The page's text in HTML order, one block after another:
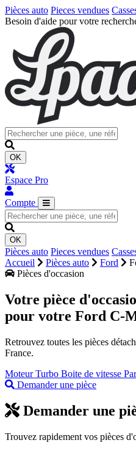
Pièces auto Pieces vendues
Besoin d'aide pour votre
OK
Espace Pro
Compte
OK
Pièces auto Pieces vendues
Accueil
Pièces auto Ford
Pièces d'occasion
Votre pièce
pour votre Ford C-
Retrouvez toutes les pièces
France.
MoteurTurbo Boite de vitesse
Demander une pièce
Demander une
Trouvez rapidement vos pièces